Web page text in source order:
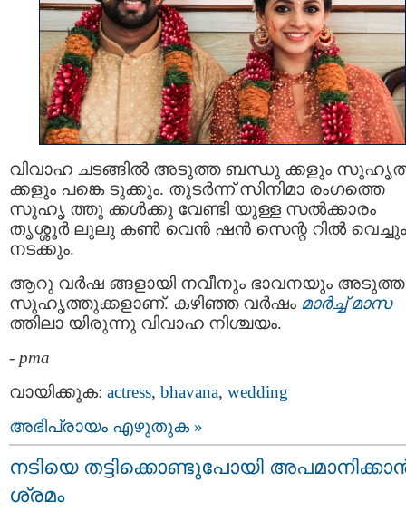
വിവാഹ ചടങ്ങില്‍ അടുത്ത ബന്ധു ക്കളും
ക്കളും പങ്കെ ടുക്കും. തുടര്‍ന്ന് സിനിമാ രംഗത്തെ
സുഹൃ ത്തു ക്കള്‍ക്കു വേണ്ടി യുള്ള സല്‍ക്കാരം
തൃശ്ശൂര്‍ ലുലു കണ്‍ വെന്‍ ഷന്‍ സെന്റ റില്‍ വെച്ചും
നടക്കും.
ആറു വര്‍ഷ ങ്ങളായി നവീനും ഭാവനയും അടുത്ത
സുഹൃത്തുക്കളാണ്. കഴിഞ്ഞ വര്‍ഷം മാര്‍ച്ച് മാസ
ത്തിലാ യിരുന്നു വിവാഹ നിശ്ചയം.
- pma
വായിക്കുക: actress, bhavana, wedding
അഭിപ്രായം എഴുതുക »
നടിയെ തട്ടിക്കൊണ്ടുപോയി
ശ്രമം